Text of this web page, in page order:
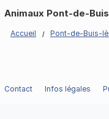
Animaux Pont-de-
Accueil Pont-de-Buis-
Contact Infos légales